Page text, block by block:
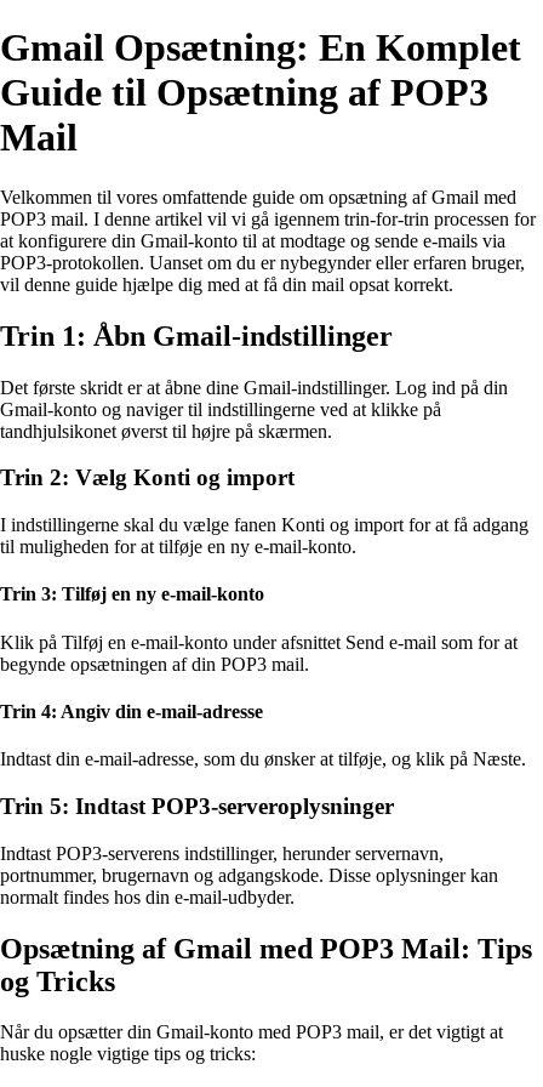
Gmail Opsætning: En Komplet
Guide til Opsætning af POP3
Mail
Velkommen til vores omfattende guide om opsætning af Gmail med
POP3 mail. I denne artikel vil vi gå igennem trin-for-trin processen for
at konfigurere din Gmail-konto til at modtage og sende e-mails via
POP3-protokollen. Uanset om du er nybegynder eller erfaren bruger,
vil denne guide hjælpe dig med at få din mail opsat korrekt.
Trin 1: Åbn Gmail-indstillinger
Det første skridt er at åbne dine Gmail-indstillinger. Log ind på din
Gmail-konto og naviger til indstillingerne ved at klikke på
tandhjulsikonet øverst til højre på skærmen.
Trin 2: Vælg Konti og import
I indstillingerne skal du vælge fanen Konti og import for at få adgang
til muligheden for at tilføje en ny e-mail-konto.
Trin 3: Tilføj en ny e-mail-konto
Klik på Tilføj en e-mail-konto under afsnittet Send e-mail som for at
begynde opsætningen af din POP3 mail.
Trin 4: Angiv din e-mail-adresse
Indtast din e-mail-adresse, som du ønsker at tilføje, og klik på Næste.
Trin 5: Indtast POP3-serveroplysninger
Indtast POP3-serverens indstillinger, herunder servernavn,
portnummer, brugernavn og adgangskode. Disse oplysninger kan
normalt findes hos din e-mail-udbyder.
Opsætning af Gmail med POP3 Mail: Tips
og Tricks
Når du opsætter din Gmail-konto med POP3 mail, er det vigtigt at
huske nogle vigtige tips og tricks: